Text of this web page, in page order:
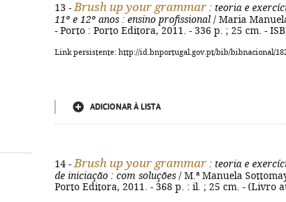
13 - Brush up your grammar : teoria e
11º e 12º anos : ensino profissional / Maria
- Porto : Porto Editora, 2011. - 336 p. ; 25 cm. -
Link persistente: http://id.bnportugal.gov.pt/bib/bibnacional/
ADICIONAR À LISTA
14 - Brush up your grammar : teoria e
de iniciação : com soluções / M.ª Manuela
Porto Editora, 2011. - 368 p. : il. ; 25 cm. - (Livro